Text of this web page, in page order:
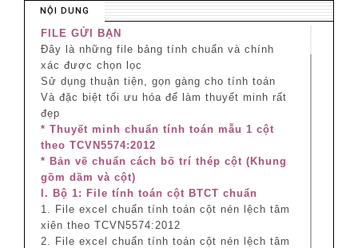
NỘI DUNG
FILE GỬI BẠN
Đây là những file bảng tính chuẩn và chính
xác được chọn lọc
Sử dụng thuận tiện, gọn gàng cho tính toán
Và đặc biệt tối ưu hóa để làm thuyết minh rất
đẹp
* Thuyết minh chuẩn tính toán mẫu 1 cột
theo TCVN5574:2012
* Bản vẽ chuẩn cách bố trí thép cột (Khung
gồm dầm và cột)
I. Bộ 1: File tính toán cột BTCT chuẩn
1. File excel chuẩn tính toán cột nén lệch tâm
xiên theo TCVN5574:2012
2. File excel chuẩn tính toán cột nén lệch tâm